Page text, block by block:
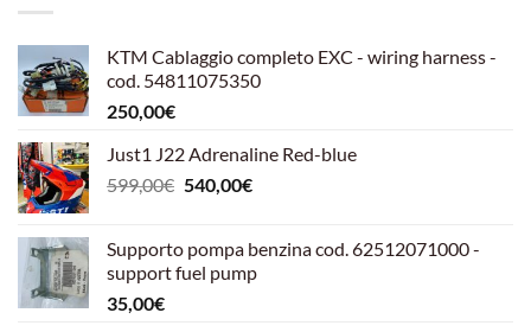
KTM Cablaggio completo EXC - wiring harness -
cod. 54811075350
250,00€
Just1 J22 Adrenaline Red-blue
599,00€ Il
era:
599,00€.
540,00€Il
è:
540,00€.
Supporto pompa benzina cod. 62512071000 -
support fuel pump
35,00€